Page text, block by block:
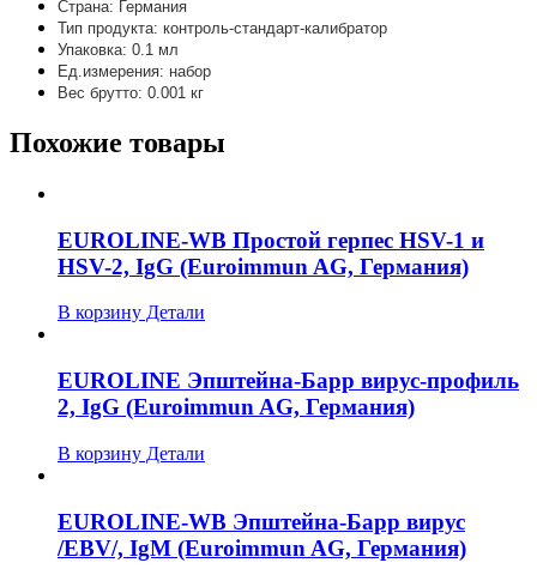
Страна: Германия
Тип продукта: контроль-стандарт-калибратор
Упаковка: 0.1 мл
Ед.измерения: набор
Вес брутто: 0.001 кг
Похожие товары
EUROLINE-WB Простой герпес HSV-1 и
HSV-2, IgG (Euroimmun AG, Германия)
В корзину Детали
EUROLINE Эпштейна-Барр вирус-профиль
2, IgG (Euroimmun AG, Германия)
В корзину Детали
EUROLINE-WB Эпштейна-Барр вирус
/EBV/, IgM (Euroimmun AG, Германия)